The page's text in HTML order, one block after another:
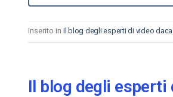
Inserito in Il blog degli esperti di video
Il blog degli esperti